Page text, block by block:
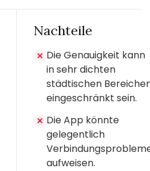
Nachteile
✕ Die Genauigkeit kann
in sehr dichten
städtischen
eingeschränkt sein.
✕ Die App könnte
gelegentlich
aufweisen.